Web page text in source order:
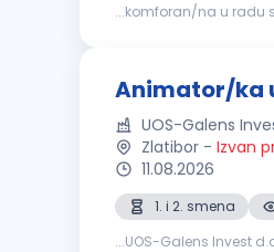
...komforan/na u radu sa računarima i savremenom
Animator/ka
UOS-Galens
Zlatibor - Izvan
11.08.2026
1. i 2. smena
...UOS-Galens Invest